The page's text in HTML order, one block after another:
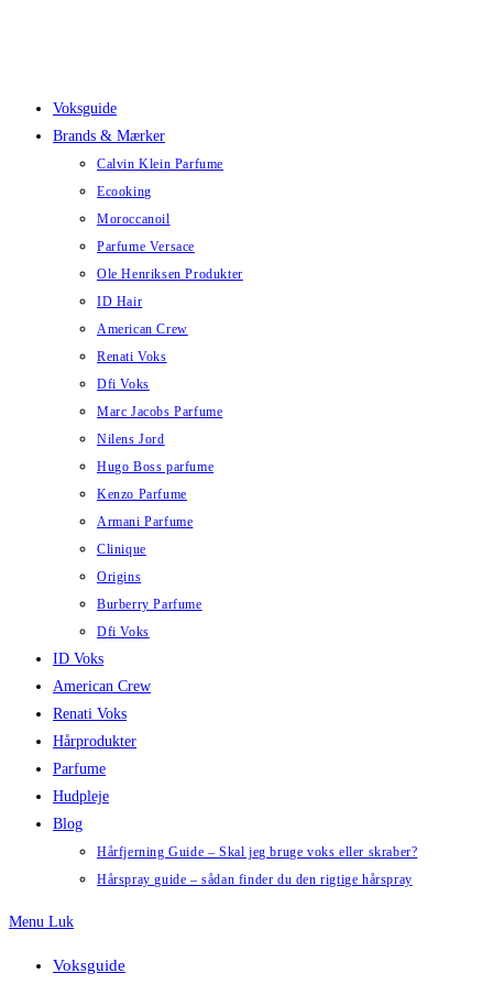
Voksguide
Brands & Mærker
Calvin Klein Parfume
Ecooking
Moroccanoil
Parfume Versace
Ole Henriksen Produkter
ID Hair
American Crew
Renati Voks
Dfi Voks
Marc Jacobs Parfume
Nilens Jord
Hugo Boss parfume
Kenzo Parfume
Armani Parfume
Clinique
Origins
Burberry Parfume
Dfi Voks
ID Voks
American Crew
Renati Voks
Hårprodukter
Parfume
Hudpleje
Blog
Hårfjerning Guide – Skal jeg bruge voks eller skraber?
Hårspray guide – sådan finder du den rigtige hårspray
Menu Luk
Voksguide